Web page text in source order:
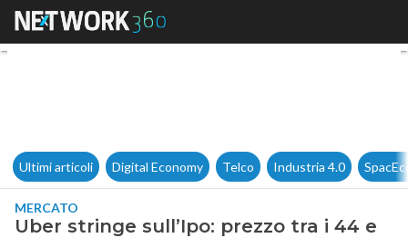
Uber stringe sull’Ipo: prezzo
Ultimi articoli Digital Economy Telco Industria 4.0
MERCATO
Uber stringe sull’Ipo: prezzo tra i 44 e